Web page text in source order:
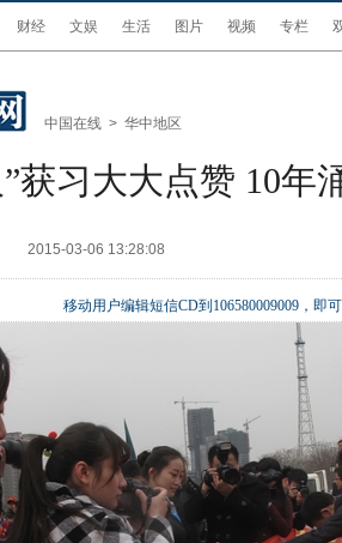
财经 文娱 生活 图片 视频 专栏
中国在线 > 华中地区
获习大大点赞 10年
2015-03-06 13:28:08
移动用户编辑短信CD到106580009009，即